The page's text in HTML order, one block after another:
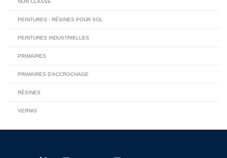
NON CLASSÉ
PEINTURES - RÉSINES POUR SOL
PEINTURES INDUSTRIELLES
PRIMAIRES
PRIMAIRES D'ACCROCHAGE
RÉSINES
VERNIS